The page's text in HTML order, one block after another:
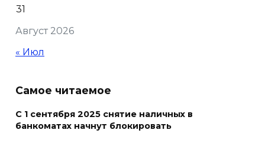
2000 жителей бесплатно
осваивают новые профессии
тысяч детей: в Ростовской
области продолжается
Август 2026
31
« Июл
Самое читаемое
С 1 сентября 2025 снятие наличных в
банкоматах начнут блокировать